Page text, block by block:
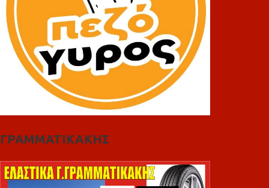
ΓΡΑΜΜΑΤΙΚΑΚΗΣ